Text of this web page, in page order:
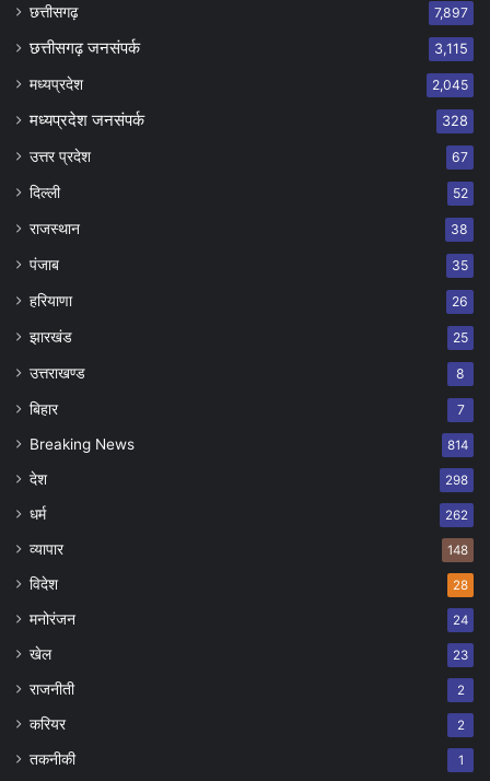
छत्तीसगढ़ 7,897
छत्तीसगढ़ जनसंपर्क 3,115
मध्यप्रदेश 2,045
मध्यप्रदेश जनसंपर्क 328
उत्तर प्रदेश 67
दिल्ली 52
राजस्थान 38
पंजाब 35
हरियाणा 26
झारखंड 25
उत्तराखण्ड 8
बिहार 7
Breaking News 814
देश 298
धर्म 262
व्यापार 148
विदेश 28
मनोरंजन 24
खेल 23
राजनीती 2
करियर 2
तकनीकी 1